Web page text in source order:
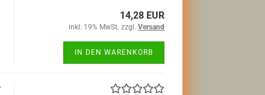
14,28 EUR
inkl. 19% MwSt. zzgl. Versand
IN DEN WARENKORB